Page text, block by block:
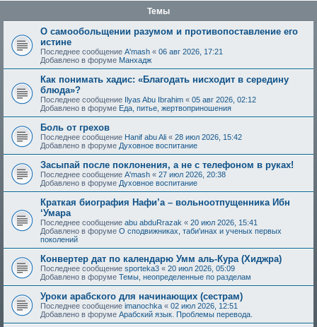
Темы
О самообольщении разумом и противопоставление его
истине
Последнее сообщение A'mash « 06 авг 2026, 17:21
Добавлено в форуме Манхадж
Как понимать хадис: «Благодать нисходит в середину
блюда»?
Последнее сообщение Ilyas Abu Ibrahim « 05 авг 2026, 02:12
Добавлено в форуме Еда, питье, жертвоприношения
Боль от грехов
Последнее сообщение Hanif abu Ali « 28 июл 2026, 15:42
Добавлено в форуме Духовное воспитание
Засыпай после поклонения, а не с телефоном в руках!
Последнее сообщение A'mash « 27 июл 2026, 20:38
Добавлено в форуме Духовное воспитание
Краткая биография Нафи’а – вольноотпущенника Ибн
‘Умара
Последнее сообщение abu abduRrazak « 20 июл 2026, 15:41
Добавлено в форуме О сподвижниках, таби'инах и ученых первых
поколений
Конвертер дат по календарю Умм аль-Кура (Хиджра)
Последнее сообщение sporteka3 « 20 июл 2026, 05:09
Добавлено в форуме Темы, неопределенные по разделам
Уроки арабского для начинающих (сестрам)
Последнее сообщение imanochka « 02 июл 2026, 12:51
Добавлено в форуме Арабский язык. Проблемы перевода.